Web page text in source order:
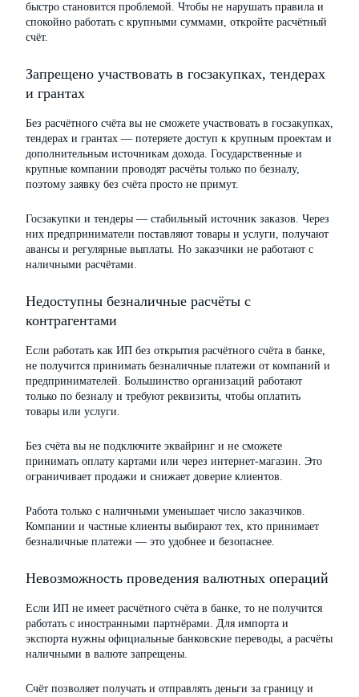
быстро становится проблемой. Чтобы не нарушать правила и
спокойно работать с крупными суммами, откройте расчётный
счёт.
Запрещено участвовать в госзакупках, тендерах
и грантах
Без расчётного счёта вы не сможете участвовать в госзакупках,
тендерах и грантах — потеряете доступ к крупным проектам и
дополнительным источникам дохода. Государственные и
крупные компании проводят расчёты только по безналу,
поэтому заявку без счёта просто не примут.
Госзакупки и тендеры — стабильный источник заказов. Через
них предприниматели поставляют товары и услуги, получают
авансы и регулярные выплаты. Но заказчики не работают с
наличными расчётами.
Недоступны безналичные расчёты с
контрагентами
Если работать как ИП без открытия расчётного счёта в банке,
не получится принимать безналичные платежи от компаний и
предпринимателей. Большинство организаций работают
только по безналу и требуют реквизиты, чтобы оплатить
товары или услуги.
Без счёта вы не подключите эквайринг и не сможете
принимать оплату картами или через интернет-магазин. Это
ограничивает продажи и снижает доверие клиентов.
Работа только с наличными уменьшает число заказчиков.
Компании и частные клиенты выбирают тех, кто принимает
безналичные платежи — это удобнее и безопаснее.
Невозможность проведения валютных операций
Если ИП не имеет расчётного счёта в банке, то не получится
работать с иностранными партнёрами. Для импорта и
экспорта нужны официальные банковские переводы, а расчёты
наличными в валюте запрещены.
Счёт позволяет получать и отправлять деньги за границу и